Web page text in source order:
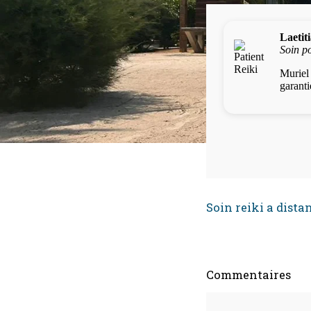
Soin reiki a
Commentaires